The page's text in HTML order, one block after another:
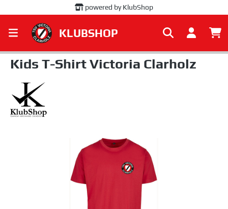
powered by KlubShop
KLUBSHOP
Kids T-Shirt Victoria Clarholz
Bildergalerie überspringen